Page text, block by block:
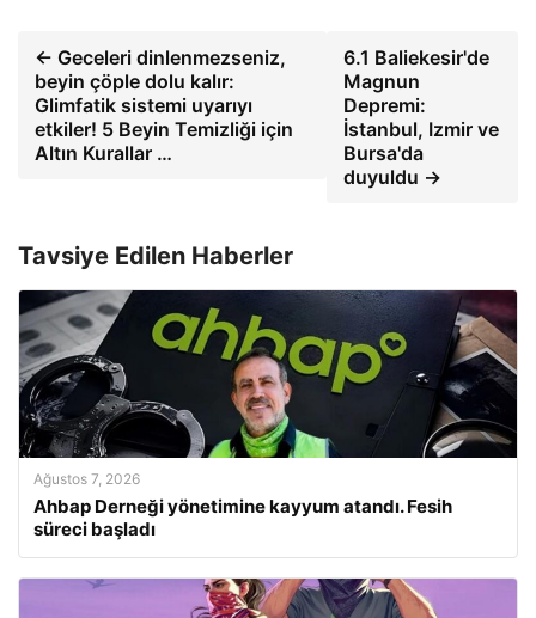
← Geceleri dinlenmezseniz,
beyin çöple dolu kalır:
Glimfatik sistemi uyarıyı
etkiler! 5 Beyin Temizliği için
Altın Kurallar …
6.1 Baliekesir'de
Magnun
Depremi:
İstanbul, Izmir ve
Bursa'da
duyuldu →
Tavsiye Edilen Haberler
Ağustos 7, 2026
Ahbap Derneği yönetimine kayyum atandı. Fesih
süreci başladı